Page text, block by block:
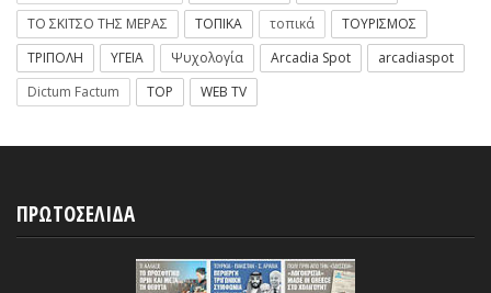
ΤΟ ΣΚΙΤΣΟ ΤΗΣ ΜΕΡΑΣ
ΤΟΠΙΚΑ τοπικά
ΤΟΥΡΙΣΜΟΣ
ΤΡΙΠΟΛΗ
ΥΓΕΙΑ Ψυχολογία Arcadia Spot
arcadiaspot
Dictum Factum
TOP WEB TV
ΠΡΩΤΟΣΕΛΙΔΑ